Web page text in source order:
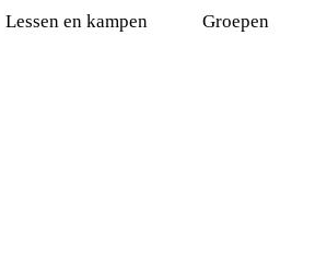
Lessen en kampen Groepen